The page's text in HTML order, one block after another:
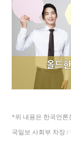
*위 내용은 한국언론
국일보 사회부 차장 /